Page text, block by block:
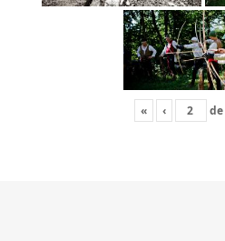
« ‹ de